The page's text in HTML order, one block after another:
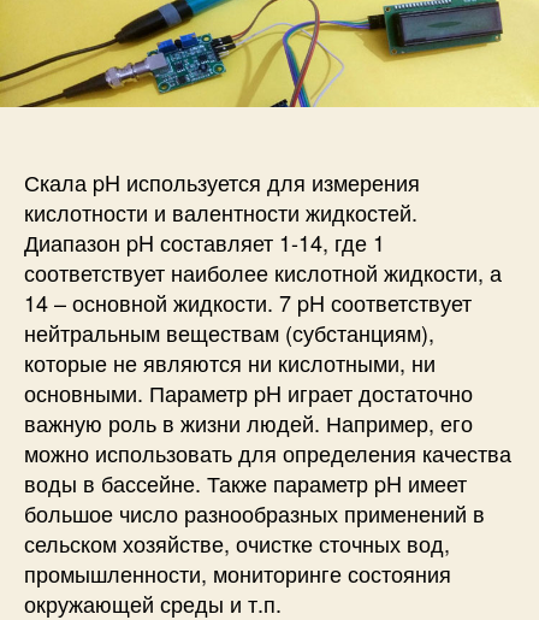
а
п
и
с
п
и
с
и
и
с
м
е
т
р
(
и
з
м
е
и
т
е
л
ь
к
Скала pH используется для измерения
кислотности и валентности жидкостей.
Диапазон pH составляет 1-14, где 1
соответствует наиболее кислотной жидкости, а
14 – основной жидкости. 7 pH соответствует
нейтральным веществам (субстанциям),
которые не являются ни кислотными, ни
основными. Параметр pH играет достаточно
важную роль в жизни людей. Например, его
можно использовать для определения качества
воды в бассейне. Также параметр pH имеет
большое число разнообразных применений в
сельском хозяйстве, очистке сточных вод,
промышленности, мониторинге состояния
окружающей среды и т.п.